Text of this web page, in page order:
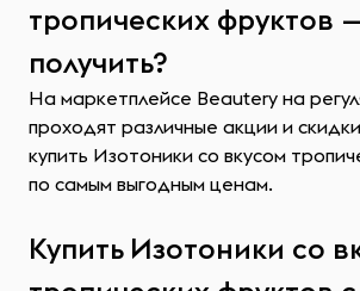
тропических фруктов
получить?
На маркетплейсе Beautery на
проходят различные акции и
купить Изотоники со вкусом
по самым выгодным ценам.
Купить Изотоники со